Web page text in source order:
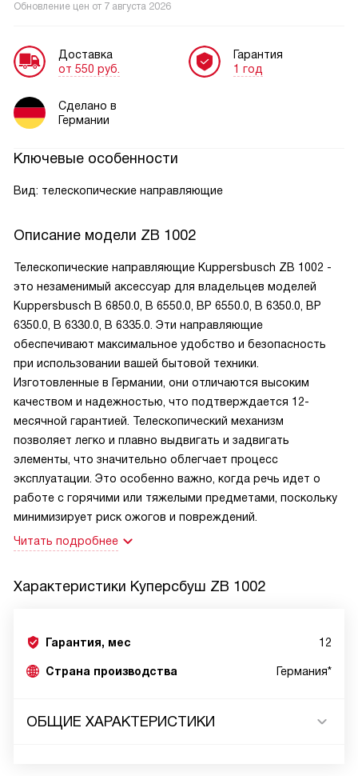
Обновление цен от 7 августа 2026
Доставка
от 550 руб.
Гарантия
1 год
Сделано в
Германии
Ключевые особенности
Вид: телескопические направляющие
Описание модели ZB 1002
Телескопические направляющие Kuppersbusch ZB 1002 -
это незаменимый аксессуар для владельцев моделей
Kuppersbusch B 6850.0, B 6550.0, BP 6550.0, B 6350.0, BP
6350.0, B 6330.0, B 6335.0. Эти направляющие
обеспечивают максимальное удобство и безопасность
при использовании вашей бытовой техники.
Изготовленные в Германии, они отличаются высоким
качеством и надежностью, что подтверждается 12-
месячной гарантией. Телескопический механизм
позволяет легко и плавно выдвигать и задвигать
элементы, что значительно облегчает процесс
эксплуатации. Это особенно важно, когда речь идет о
работе с горячими или тяжелыми предметами, поскольку
минимизирует риск ожогов и повреждений.
Читать подробнее
Характеристики Куперсбуш ZB 1002
Гарантия, мес 12
Страна производства Германия*
ОБЩИЕ ХАРАКТЕРИСТИКИ